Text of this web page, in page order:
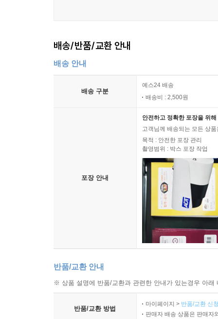
배송/반품/교환 안내
배송 안내
배송 구분
예스24 배송
배송비 : 2,500원
포장 안내
안전하고 정확한 포장을 위
고객님께 배송되는 모든 상
목적 : 안전한 포장 관리
촬영범위 : 박스 포장 작업
반품/교환 안내
※ 상품 설명에 반품/교환과 관련한 안내가 있는경우 아
반품/교환 방법
마이페이지 > 반품/교환 신
판매자 배송 상품은 판매자